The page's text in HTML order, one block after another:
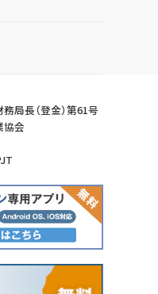
局長（登金）第61号
協会